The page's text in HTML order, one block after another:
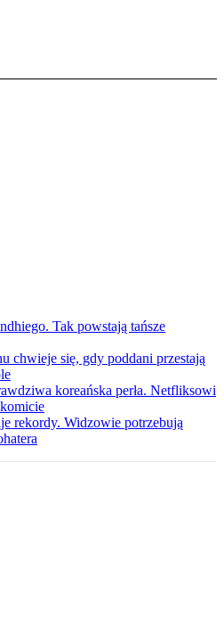
Tak powstają tańsze
chwieje się, gdy poddani przestają
koreańska perła. Netfliksowi
rekordy. Widzowie potrzebują